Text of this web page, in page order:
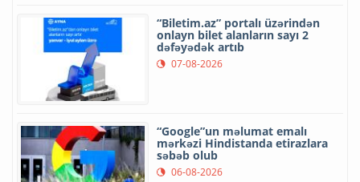
“Biletim.az” portalı üzərindən
onlayn bilet alanların sayı 2
dəfəyədək artıb
07-08-2026
“Google”un məlumat emalı
mərkəzi Hindistanda etirazlara
səbəb olub
06-08-2026